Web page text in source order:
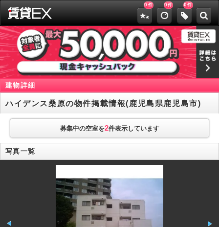
0 件 0件 0件
建物詳細
ハイデンス桑原の物件掲載情報(鹿児島県鹿児島市)
募集中の空室を2件表示しています
写真一覧